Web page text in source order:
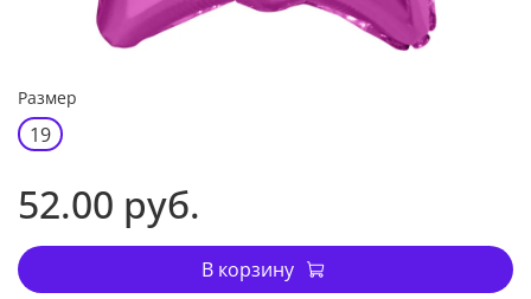
Размер
19
52.00 руб.
В корзину